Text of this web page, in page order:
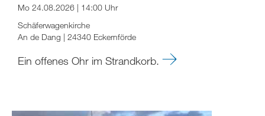
Mo 24.08.2026 | 14:00 Uhr
Schäferwagenkirche
An de Dang | 24340 Eckernförde
Ein offenes Ohr im Strandkorb.